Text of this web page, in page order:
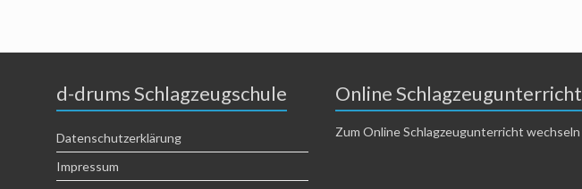
d-drums Schlagzeugschule
Datenschutzerklärung
Impressum
Online Schlagzeugunterricht
Zum Online Schlagzeugunterricht wechseln